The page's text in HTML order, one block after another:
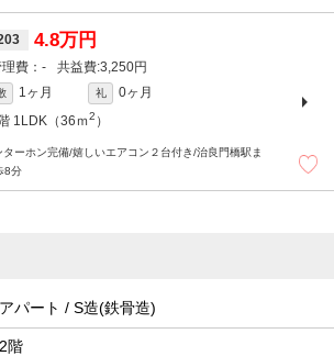
4.8万円
- 3,250円
1ヶ月 礼
0ヶ月
1LDK（36ｍ2 ）
ーホン完備/嬉しいエアコン２台付き/治良門橋駅ま
8分
アパート / S造(鉄骨造)
2階